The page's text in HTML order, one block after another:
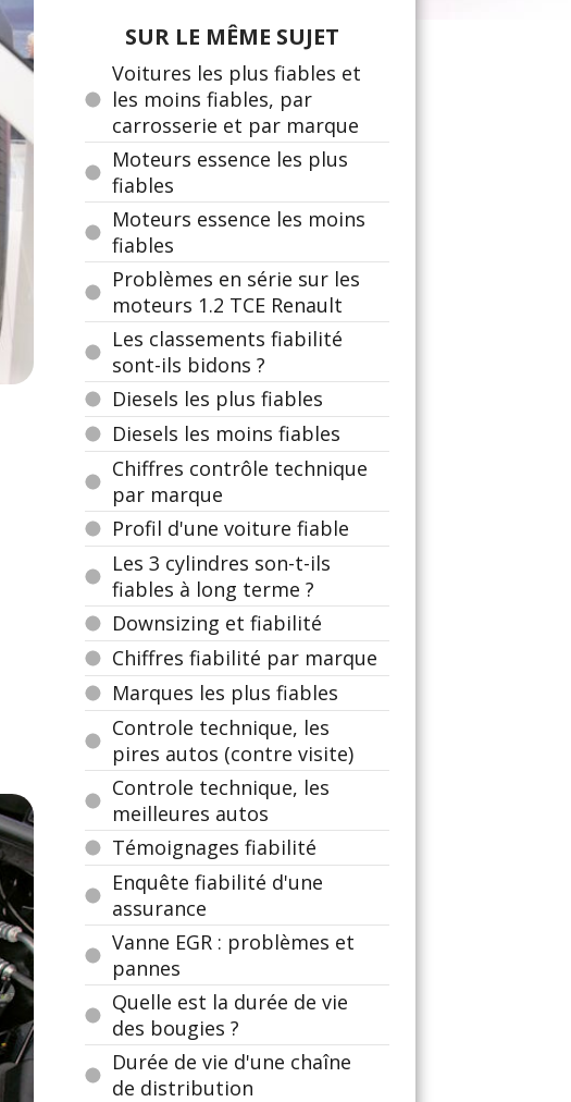
SUR LE MÊME SUJET
Voitures les plus fiables et
les moins fiables, par
carrosserie et par marque
Moteurs essence les plus
fiables
Moteurs essence les moins
fiables
Problèmes en série sur les
moteurs 1.2 TCE Renault
Les classements fiabilité
sont-ils bidons ?
Diesels les plus fiables
Diesels les moins fiables
Chiffres contrôle technique
par marque
Profil d'une voiture fiable
Les 3 cylindres son-t-ils
fiables à long terme ?
Downsizing et fiabilité
Chiffres fiabilité par marque
Marques les plus fiables
Controle technique, les
pires autos (contre visite)
Controle technique, les
meilleures autos
Témoignages fiabilité
Enquête fiabilité d'une
assurance
Vanne EGR : problèmes et
pannes
Quelle est la durée de vie
des bougies ?
Durée de vie d'une chaîne
de distribution